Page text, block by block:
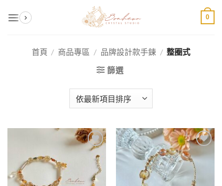
0
首頁 / 商品專區 / 品牌設計款手鍊 / 整圈式
篩選
加入
收藏
收藏